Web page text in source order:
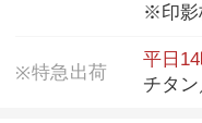
※印影
※特急出荷
平日
チタ